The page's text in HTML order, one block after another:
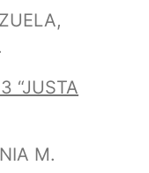
“JUSTA
M.